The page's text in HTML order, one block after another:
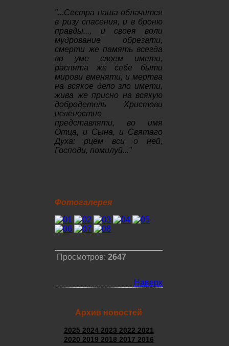
"...Сестра наша облачится
в ризу спасения, и в броню
правды..., и своея воли
мудрование обрезати,
смерти же память всегда
во уме своем имети,
распята же себе быти
мирови вменяти, и мертва
на всякое дело зло имети,
жива же присно на всякую
добродетель Христови
неленостно
представляти, во имя
Отца, и Сына, и Святаго
Духа: рцем вси о ней,
Господи, помилуй..."
Фотогалерея
Просмотров:2647
Наверх
Архив новостей
2025 2024 2023 2022 2021
2020 2019 2018 2017 2016